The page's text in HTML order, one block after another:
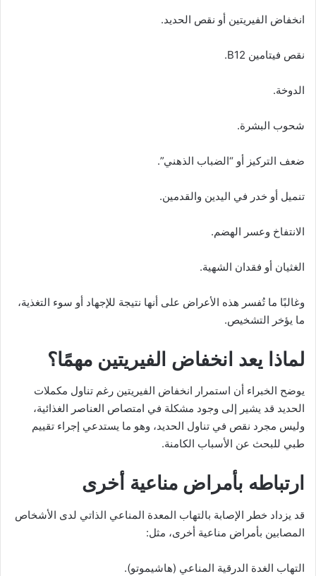
انخفاض الفيريتين أو نقص الحديد.
نقص فيتامين B12.
الدوخة.
شحوب البشرة.
ضعف التركيز أو “الضباب الذهني”.
تنميل أو خدر في اليدين والقدمين.
الانتفاخ وعسر الهضم.
الغثيان أو فقدان الشهية.
وغالبًا ما تُفسر هذه الأعراض على أنها نتيجة للإجهاد أو سوء التغذية،
ما يؤخر التشخيص.
لماذا يعد انخفاض الفيريتين مهمًا؟
يوضح الخبراء أن استمرار انخفاض الفيريتين رغم تناول مكملات
الحديد قد يشير إلى وجود مشكلة في امتصاص العناصر الغذائية،
وليس مجرد نقص في تناول الحديد، وهو ما يستدعي إجراء تقييم
طبي للبحث عن الأسباب الكامنة.
ارتباطه بأمراض مناعية أخرى
قد يزداد خطر الإصابة بالتهاب المعدة المناعي الذاتي لدى الأشخاص
المصابين بأمراض مناعية أخرى، مثل:
التهاب الغدة الدرقية المناعي (هاشيموتو).